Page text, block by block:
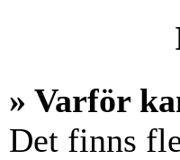
» Varför
Det finns